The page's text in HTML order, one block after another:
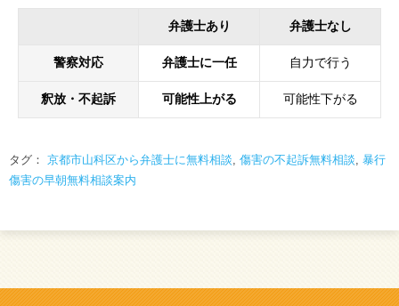
弁護士あり 弁護士なし
警察対応 弁護士に一任 自力で行う
釈放・不起訴 可能性上がる 可能性下がる
タグ： 京都市山科区から弁護士に無料相談, 傷害の不起訴無料相談, 暴行
傷害の早朝無料相談案内